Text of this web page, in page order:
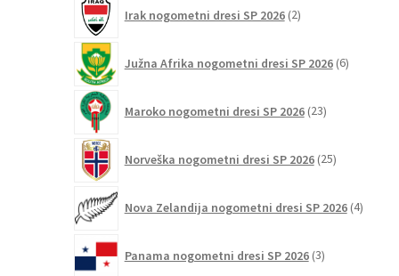
Irak nogometni dresi SP 2026 2izdelka
Južna Afrika nogometni dresi SP 2026 6izdelkov
Maroko nogometni dresi SP 2026 23izdelkov
Norveška nogometni dresi SP 2026 25izdelkov
Nova Zelandija nogometni dresi SP 2026 4izdelki
Panama nogometni dresi SP 2026 3izdelki